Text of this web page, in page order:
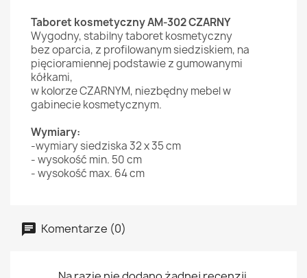
Taboret kosmetyczny AM-302 CZARNY
Wygodny, stabilny taboret kosmetyczny
bez oparcia, z profilowanym siedziskiem, na
pięcioramiennej podstawie z gumowanymi
kółkami,
w kolorze CZARNYM, niezbędny mebel w
gabinecie kosmetycznym.
Wymiary:
-wymiary siedziska 32 x 35 cm
- wysokość min. 50 cm
- wysokość max. 64 cm
Komentarze (0)